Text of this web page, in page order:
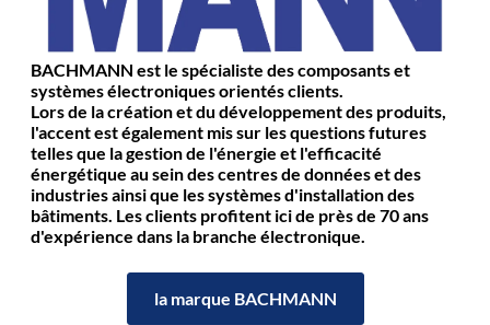
BACHMANN est le spécialiste des composants et
systèmes électroniques orientés clients.
Lors de la création et du développement des produits,
l'accent est également mis sur les questions futures
telles que la gestion de l'énergie et l'efficacité
énergétique au sein des centres de données et des
industries ainsi que les systèmes d'installation des
bâtiments. Les clients profitent ici de près de 70 ans
d'expérience dans la branche électronique.
la marque BACHMANN